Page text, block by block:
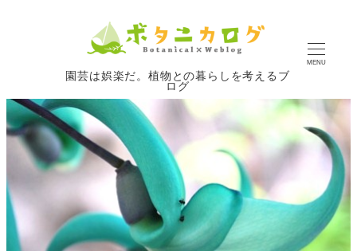
園芸は娯楽だ。植物との暮らしを考えるブ
ログ
MENU